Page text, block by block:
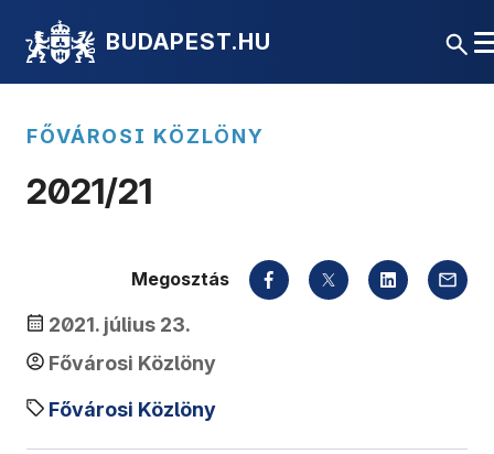
BUDAPEST.HU
FŐVÁROSI KÖZLÖNY
2021/21
2021. július 23.
Fővárosi Közlöny
Fővárosi Közlöny
Megosztás